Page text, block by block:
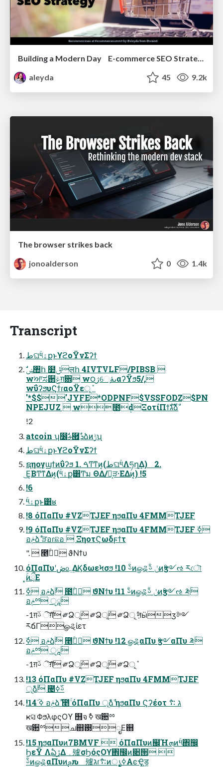
Building a Modern Day E-commerce SEO Strategy
aleyda
45 9.2k
The browser strikes back
jonoalderson
0 1.4k
Transcript
طଘۚ༥ۀքͱϒϩοΫνΣʔϯ
wਆಸ઒ݝग़਎ w౦ژେֶىۀαʔΫϧ5/,
wΰʔϧυϚϯɾαοΫεূ݊
'*$$'JYFE*ODPNF$VSSFODZ$PN
NPEJUZ  w೥݄dΞοτίΠϯגࣜձࣾ
!2
atcoin ʮ෼ࢄࣗ཯ܕࣾձͷ࣮ݱʯ
طଘۚ༥ۀքͱϒϩοΫνΣʔϯ
ຊηογϣϯͷΰʔϧ 1. ࠓͲ͏ͳͷ͔(طଘۚ༥Λཧղ͢Δ) 2.
͜Ε͔ΒͲ͏ͳΔͷ͔(ۚ༥ۀք͸Ͳ͏ม ΘΔ/Կ͕ੜ·ΕΔͷ͔) !5
!6
ۚ༥ۀքͱ͸ʁ
!8 όΠαΠυ #VZTJEF ηϧαΠυ 4FMMTJEF
!9 όΠαΠυ #VZTJEF ηϧαΠυ 4FMMTJEF ۜߦ
อݥձࣾ ੜอɾଛอ  ΞηοτϚωδϝϯτ
".  ೥ۚجۚ ϑΝϯυ
όΠαΠυʹڞ௨͢ΔϏδωεϞσϧ !10 ࢿۚͷௐୡݩ ࢿۚͷӡ༻ઌ རৌ
͓ۚͷྲྀΕ
อݥྉ ੵཱۚ
-1ग़ࢿ ି͠ग़͠ ༗Ձূ݊ ༗Ձূ݊ ༗Ձূ݊ ऩӹӡ༻
རճΓௐୡίετ
อݥྉ ੵཱۚ
-1ग़ࢿ ି͠ग़͠ ༗Ձূ݊ ༗Ձূ݊ ༗Ձূ݊
!13 όΠαΠυ #VZTJEF ηϧαΠυ 4FMMTJEF
ূ݊ձࣾ ౤ࢿۜߦ
!14 ۜߦ อݥձࣾ ೥ۚ όΠαΠυ ূ݊ձࣾ ηϧαΠυ Ϛʔέοτ ג ࠴݊
ҝସ ΦϧλφςΟϒ ஫จ ࣥߦ ख਺ྉ
ख਺ྉച஋࢓ೖΕ஋
!15 ηϧαΠυͷ7BMVF  όΠαΠυͷ๬Ήܗͷۚ༥঎඼
ϦεΫ Λఏڙ͢Δ 㱺σϦόςΟϒ঎඼ͷ૊੒ 
ࢿۚͷௐୡαΠυͷࢧԉ 㱺גɾ࠴݊ͷൃߦ͓ΑͼҾ͖ड͚